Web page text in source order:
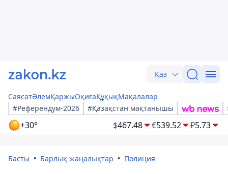
Қаз
СаясатӘлемҚаржыОқиғаҚұқықМақалалар
#Референдум-2026
#Қазақстан мақтанышы
+30° $467.48 €539.52 ₽5.73
Басты Барлық жаңалықтар Полиция